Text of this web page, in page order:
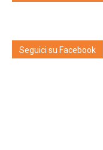
Seguici su Facebook